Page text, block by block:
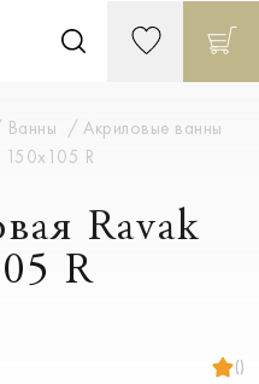
Ванны
Акриловые ванны
150x105 R
Ravak
R
()